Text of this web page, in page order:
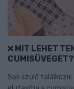
MIT LEHET
CUMISÜVEGET?
Sok szülő